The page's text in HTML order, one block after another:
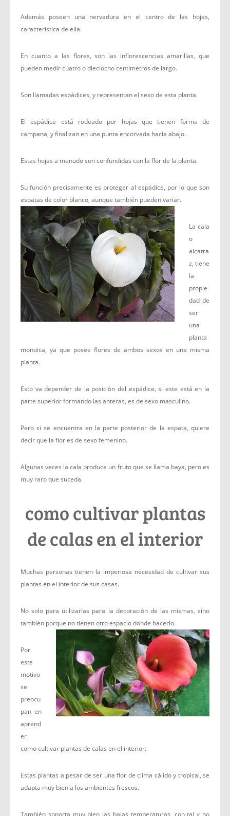
Además poseen una nervadura en el centro de las hojas,
característica de ella.
En cuanto a las flores, son las inflorescencias amarillas, que
pueden medir cuatro o dieciocho centímetros de largo.
Son llamadas espádices, y representan el sexo de esta planta.
El espádice está rodeado por hojas que tienen forma de
campana, y finalizan en una punta encorvada hacia abajo.
Estas hojas a menudo son confundidas con la flor de la planta.
Su función precisamente es proteger al espádice, por lo que son
espatas de color blanco, aunque también pueden variar.
La cala
o
alcatra
z, tiene
la
propie
dad de
ser
una
planta
monoica, ya que posee flores de ambos sexos en una misma
planta.
Esto va depender de la posición del espádice, si este está en la
parte superior formando las anteras, es de sexo masculino.
Pero si se encuentra en la parte posterior de la espata, quiere
decir que la flor es de sexo femenino.
Algunas veces la cala produce un fruto que se llama baya, pero es
muy raro que suceda.
como cultivar plantas
de calas en el interior
Muchas personas tienen la imperiosa necesidad de cultivar sus
plantas en el interior de sus casas.
No solo para utilizarlas para la decoración de las mismas, sino
también porque no tienen otro espacio donde hacerlo.
Por
este
motivo
se
preocu
pan en
aprend
er
como cultivar plantas de calas en el interior.
Estas plantas a pesar de ser una flor de clima cálido y tropical, se
adapta muy bien a los ambientes frescos.
También soporta muy bien las bajas temperaturas, con tal y no